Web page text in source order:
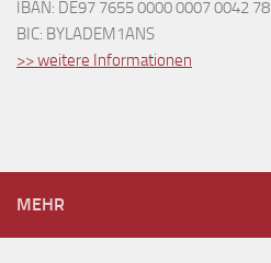
IBAN: DE97 7655 0000 0007 0042 78
BIC: BYLADEM1ANS
>> weitere Informationen
MEHR